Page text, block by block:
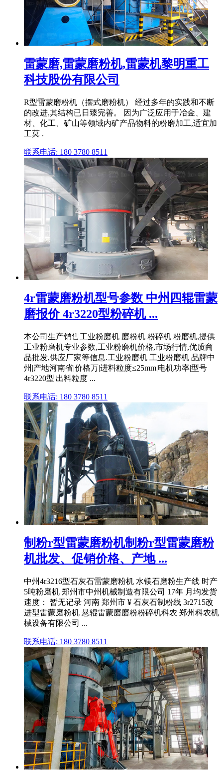
雷蒙磨,雷蒙磨粉机,雷蒙机黎明重工
科技股份有限公司
R型雷蒙磨粉机（摆式磨粉机） 经过多年的实践和不断
的改进,其结构已日臻完善。 因为广泛应用于冶金、建
材、化工、矿山等领域内矿产品物料的粉磨加工,适宜加
工莫 .
联系电话: 180 3780 8511
4r雷蒙磨粉机型号参数 中州四辊雷蒙
磨报价 4r3220型粉碎机 ...
本公司生产销售工业粉磨机 磨粉机 粉碎机 粉磨机,提供
工业粉磨机专业参数,工业粉磨机价格,市场行情,优质商
品批发,供应厂家等信息.工业粉磨机 工业粉磨机 品牌中
州|产地河南省|价格万|进料粒度≤25mm|电机功率|型号
4r3220型|出料粒度 ...
联系电话: 180 3780 8511
制粉r型雷蒙磨粉机制粉r型雷蒙磨粉
机批发、促销价格、产地 ...
中州4r3216型石灰石雷蒙磨粉机 水镁石磨粉生产线 时产
5吨粉磨机 郑州市中州机械制造有限公司 17年 月均发货
速度： 暂无记录 河南 郑州市 ¥ 石灰石制粉线 3r2715改
进型雷蒙磨粉机 悬辊雷蒙磨磨粉粉碎机科农 郑州科农机
械设备有限公司 ...
联系电话: 180 3780 8511